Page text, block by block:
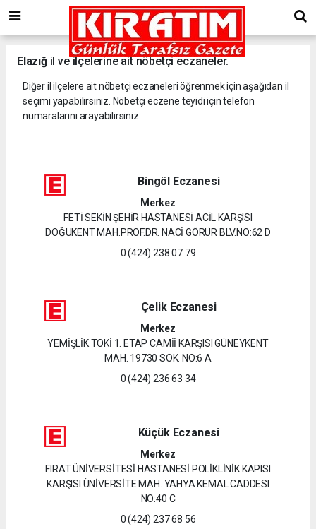
Elazığil ve ilçelerine ait nöbetçi eczaneler.
Diğer il ilçelere ait nöbetçi eczaneleri öğrenmek için aşağıdan il
seçimi yapabilirsiniz. Nöbetçi eczene teyidi için telefon
numaralarını arayabilirsiniz.
Bingöl Eczanesi
Merkez
FETİ SEKİN ŞEHİR HASTANESİ ACİL KARŞISI
DOĞUKENT MAH.PROF.DR. NACİ GÖRÜR BLV.NO:62 D
0 (424) 238 07 79
Çelik Eczanesi
Merkez
YEMİŞLİK TOKİ 1. ETAP CAMİİ KARŞISI GÜNEYKENT
MAH. 19730 SOK. NO:6 A
0 (424) 236 63 34
Küçük Eczanesi
Merkez
FIRAT ÜNİVERSİTESİ HASTANESİ POLİKLİNİK KAPISI
KARŞISI ÜNİVERSİTE MAH. YAHYA KEMAL CADDESI
NO:40 C
0 (424) 237 68 56